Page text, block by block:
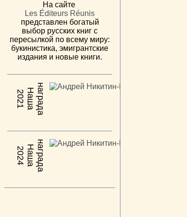
На сайте
Les Éditeurs Réunis
представлен богатый
выбор русских книг с
пересылкой по всему миру:
букинистика, эмигрантские
издания и новые книги.
2021 Н
а
ш
ан
а
г
р
а
да
2024 Н
а
ш
ан
а
г
р
а
да